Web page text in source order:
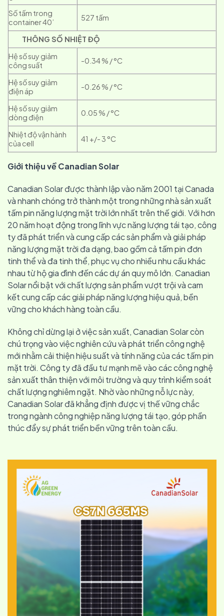
Số tấm trong
container 40’
527 tấm
THÔNG SỐ NHIỆT ĐỘ
Hệ số suy giảm
công suất
-0.34 % / °C
Hệ số suy giảm
điện áp
-0.26 % / °C
Hệ số suy giảm
dòng điện
0.05 % / °C
Nhiệt độ vận hành
của cell
41 +/- 3 °C
Giới thiệu về Canadian Solar
Canadian Solar được thành lập vào năm 2001 tại Canada
và nhanh chóng trở thành một trong những nhà sản xuất
tấm pin năng lượng mặt trời lớn nhất trên thế giới. Với hơn
20 năm hoạt động trong lĩnh vực năng lượng tái tạo, công
ty đã phát triển và cung cấp các sản phẩm và giải pháp
năng lượng mặt trời đa dạng, bao gồm cả tấm pin đơn
tinh thể và đa tinh thể, phục vụ cho nhiều nhu cầu khác
nhau từ hộ gia đình đến các dự án quy mô lớn. Canadian
Solar nổi bật với chất lượng sản phẩm vượt trội và cam
kết cung cấp các giải pháp năng lượng hiệu quả, bền
vững cho khách hàng toàn cầu.
Không chỉ dừng lại ở việc sản xuất, Canadian Solar còn
chú trọng vào việc nghiên cứu và phát triển công nghệ
mới nhằm cải thiện hiệu suất và tính năng của các tấm pin
mặt trời. Công ty đã đầu tư mạnh mẽ vào các công nghệ
sản xuất thân thiện với môi trường và quy trình kiểm soát
chất lượng nghiêm ngặt. Nhờ vào những nỗ lực này,
Canadian Solar đã khẳng định được vị thế vững chắc
trong ngành công nghiệp năng lượng tái tạo, góp phần
thúc đẩy sự phát triển bền vững trên toàn cầu.